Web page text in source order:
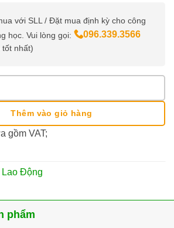
với SLL / Đặt mua định kỳ cho công
học. Vui lòng gọi:
096.339.3566
nhất)
Thêm vào giỏ hàng
gồm VAT;
Lao Động
phẩm